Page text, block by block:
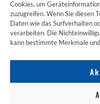
Cookies, um
zuzugreifen. Wenn Sie diesen
Daten wie das Surfverhalten
verarbeiten. Die
kann bestimmte Merkmale
ZUM